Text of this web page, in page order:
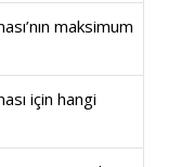
maksimum
için hangi